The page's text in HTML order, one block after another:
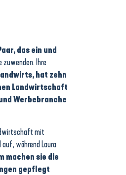
das ein und
zuwenden. Ihre
hat zehn
Landwirtschaft
Werbebranche
mit
während Laura
machen sie die
gepflegt